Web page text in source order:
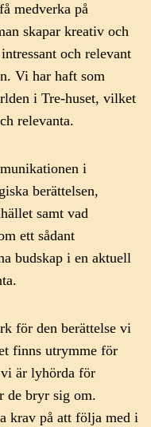
medverka på
skapar kreativ och
och relevant
Vi har haft som
i Tre-huset, vilket
relevanta.
i
berättelsen,
samt vad
ett sådant
budskap i en aktuell
för den berättelse vi
finns utrymme för
är lyhörda för
de bryr sig om.
krav på att följa med i